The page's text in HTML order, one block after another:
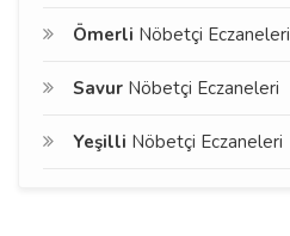
Ömerli Nöbetçi Eczaneleri
Savur Nöbetçi Eczaneleri
Yeşilli Nöbetçi Eczaneleri